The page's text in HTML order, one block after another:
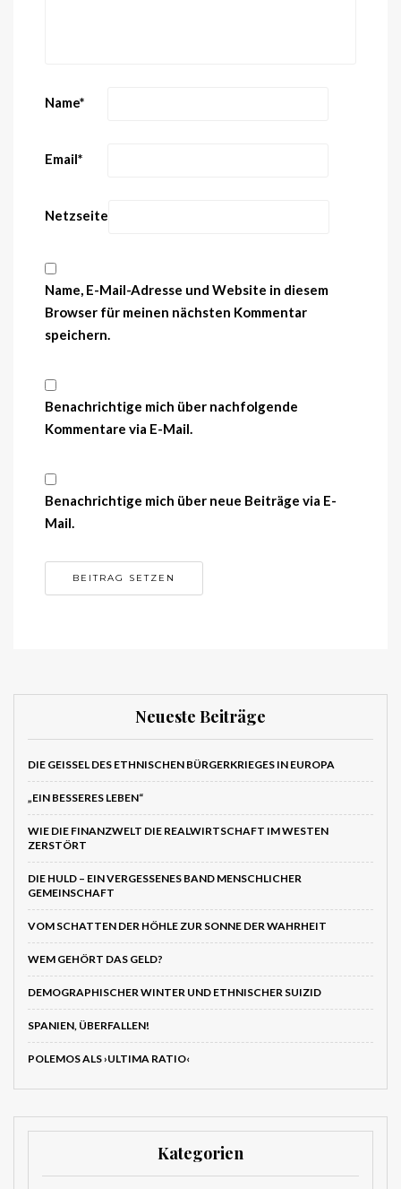
Name*
Email*
Netzseite
Name, E-Mail-Adresse und Website in diesem
Browser für meinen nächsten Kommentar
speichern.
Benachrichtige mich über nachfolgende
Kommentare via E-Mail.
Benachrichtige mich über neue Beiträge via E-
Mail.
Neueste Beiträge
DIE GEISSEL DES ETHNISCHEN BÜRGERKRIEGES IN EUROPA
„EIN BESSERES LEBEN“
WIE DIE FINANZWELT DIE REALWIRTSCHAFT IM WESTEN
ZERSTÖRT
DIE HULD – EIN VERGESSENES BAND MENSCHLICHER
GEMEINSCHAFT
VOM SCHATTEN DER HÖHLE ZUR SONNE DER WAHRHEIT
WEM GEHÖRT DAS GELD?
DEMOGRAPHISCHER WINTER UND ETHNISCHER SUIZID
SPANIEN, ÜBERFALLEN!
POLEMOS ALS ›ULTIMA RATIO‹
Kategorien